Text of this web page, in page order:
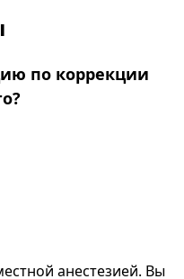
по коррекции
анестезией. Вы